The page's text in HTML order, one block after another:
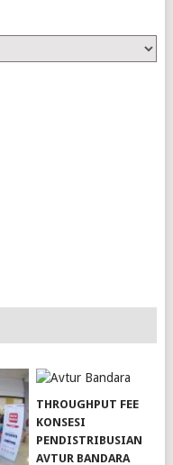
THROUGHPUT FEE
KONSESI
PENDISTRIBUSIAN
AVTUR BANDARA